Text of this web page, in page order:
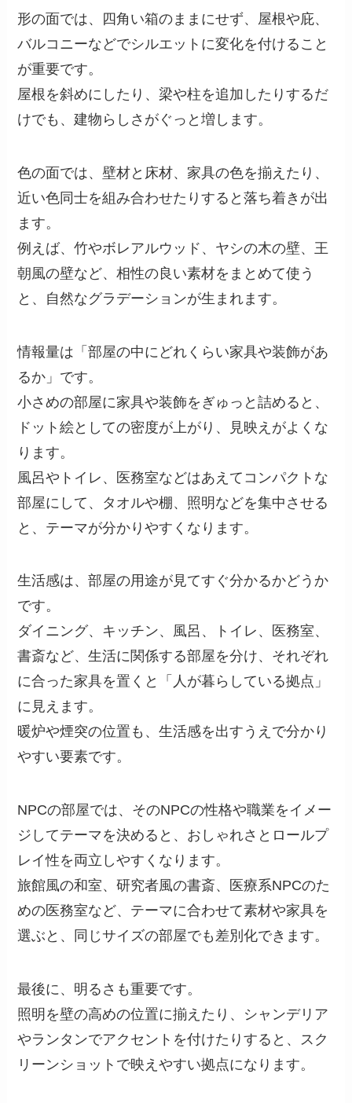
形の面では、四角い箱のままにせず、屋根や庇、
バルコニーなどでシルエットに変化を付けること
が重要です。
屋根を斜めにしたり、梁や柱を追加したりするだ
けでも、建物らしさがぐっと増します。
色の面では、壁材と床材、家具の色を揃えたり、
近い色同士を組み合わせたりすると落ち着きが出
ます。
例えば、竹やボレアルウッド、ヤシの木の壁、王
朝風の壁など、相性の良い素材をまとめて使う
と、自然なグラデーションが生まれます。
情報量は「部屋の中にどれくらい家具や装飾があ
るか」です。
小さめの部屋に家具や装飾をぎゅっと詰めると、
ドット絵としての密度が上がり、見映えがよくな
ります。
風呂やトイレ、医務室などはあえてコンパクトな
部屋にして、タオルや棚、照明などを集中させる
と、テーマが分かりやすくなります。
生活感は、部屋の用途が見てすぐ分かるかどうか
です。
ダイニング、キッチン、風呂、トイレ、医務室、
書斎など、生活に関係する部屋を分け、それぞれ
に合った家具を置くと「人が暮らしている拠点」
に見えます。
暖炉や煙突の位置も、生活感を出すうえで分かり
やすい要素です。
NPCの部屋では、そのNPCの性格や職業をイメー
ジしてテーマを決めると、おしゃれさとロールプ
レイ性を両立しやすくなります。
旅館風の和室、研究者風の書斎、医療系NPCのた
めの医務室など、テーマに合わせて素材や家具を
選ぶと、同じサイズの部屋でも差別化できます。
最後に、明るさも重要です。
照明を壁の高めの位置に揃えたり、シャンデリア
やランタンでアクセントを付けたりすると、スク
リーンショットで映えやすい拠点になります。